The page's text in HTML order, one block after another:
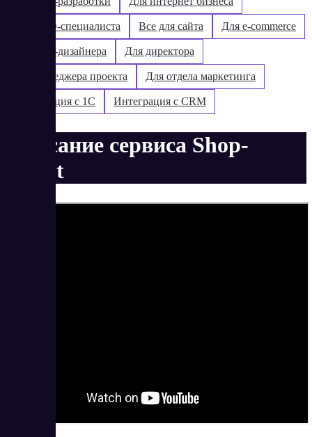
Для SEO-специалиста Все для сайта Для e-commerce
Для web-дизайнера Для директора
Для менеджера проекта Для отдела маркетинга
Интеграция с 1С Интеграция с CRM
Описание сервиса Shop-
Script